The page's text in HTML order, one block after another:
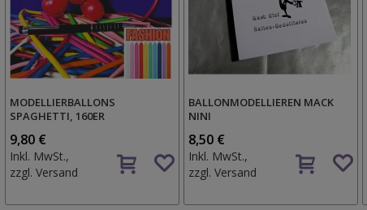
MODELLIERBALLONS
SPAGHETTI, 160ER
9,80 €
Inkl. MwSt.,
zzgl.Versand
Auf
den
Wunschzettel
BALLONMODELLIEREN MACK
NINI
8,50 €
Inkl. MwSt.,
zzgl.Versand
Auf
den